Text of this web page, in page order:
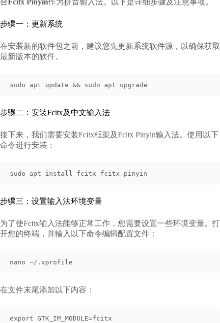
合Fcitx Pinyin作为拼音输入法。以下是详细步骤及注意事项。
步骤一：更新系统
在安装新的软件包之前，建议您先更新系统软件源，以确保获取
最新版本的软件。
sudo apt update && sudo apt upgrade
步骤二：安装Fcitx及中文输入法
接下来，我们需要安装Fcitx框架及Fcitx Pinyin输入法。使用以下
命令进行安装：
sudo apt install fcitx fcitx-pinyin
步骤三：设置输入法环境变量
为了使Fcitx输入法能够正常工作，您需要设置一些环境变量。打
开您的终端，并输入以下命令编辑配置文件：
nano ~/.xprofile
在文件末尾添加以下内容：
export GTK_IM_MODULE=fcitx